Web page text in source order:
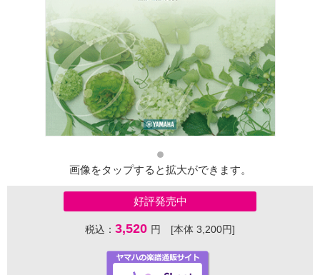
画像をタップすると拡大ができます。
好評発売中
税込： 3,520 円 [本体 3,200円]